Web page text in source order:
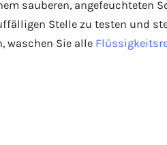
sauberen, angefeuchteten
Stelle zu testen und
waschen Sie alle